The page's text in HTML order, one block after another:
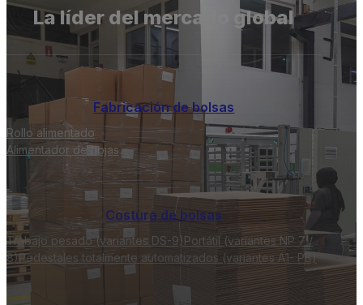
La líder del mercado global
Fabricación de bolsas
Rollo alimentado
Alimentador de hojas
Costura de bolsas
Trabajo pesado (variantes DS-9)Portátil (variantes NP 7 /
8)Pedestales totalmente automatizados (variantes A1- PB)